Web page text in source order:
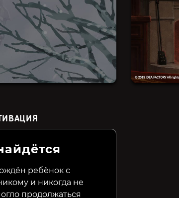
149₽
ребёнок с
и никогда не
продолжаться